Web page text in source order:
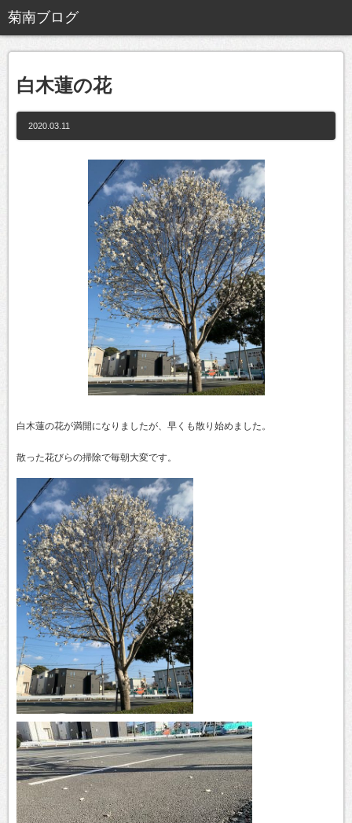
白木蓮の花
2020.03.11
白木蓮の花が満開になりましたが、早くも散り始めました。
散った花びらの掃除で毎朝大変です。